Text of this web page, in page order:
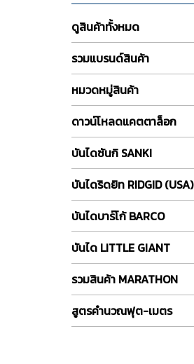
ดูสินค้าทั้งหมด
รวมแบรนด์สินค้า
หมวดหมู่สินค้า
ดาวน์โหลดแคตตาล็อก
บันไดซันกิ SANKI
บันไดริดยิท RIDGID (USA)
บันไดบาร์โก้ BARCO
บันได LITTLE GIANT
รวมสินค้า MARATHON
สูตรคำนวณฟุต-เมตร